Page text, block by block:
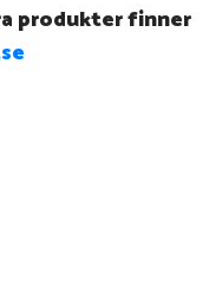
produkter finner